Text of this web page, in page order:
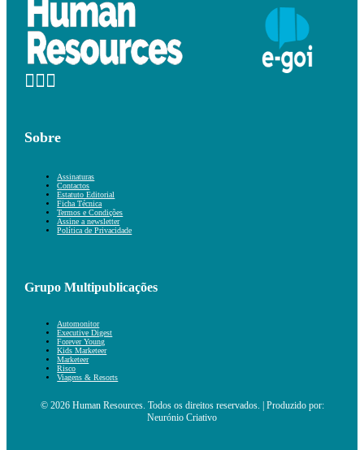
Sobre
Assinaturas
Contactos
Estatuto Editorial
Ficha Técnica
Termos e Condições
Assine a newsletter
Política de Privacidade
Grupo Multipublicações
Automonitor
Executive Digest
Forever Young
Kids Marketeer
Marketeer
Risco
Viagens & Resorts
© 2026 Human Resources. Todos os direitos reservados. | Produzido por:
Neurónio Criativo